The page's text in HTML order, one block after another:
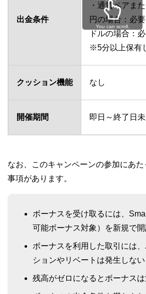
出金条件
・通貨ペアま
円の場合：必
ドルの場合：
※5分以上保有
クッション機能 なし
開催期間 即日～終了日
You can scroll.
なお、このキャンペーンの参加にあ
事項があります。
ボーナスを受け取るには、
可能ボーナス対象）を新規で
ボーナスを利用した取引には
ションやリベートは発生しない
残高がゼロになるとボーナス